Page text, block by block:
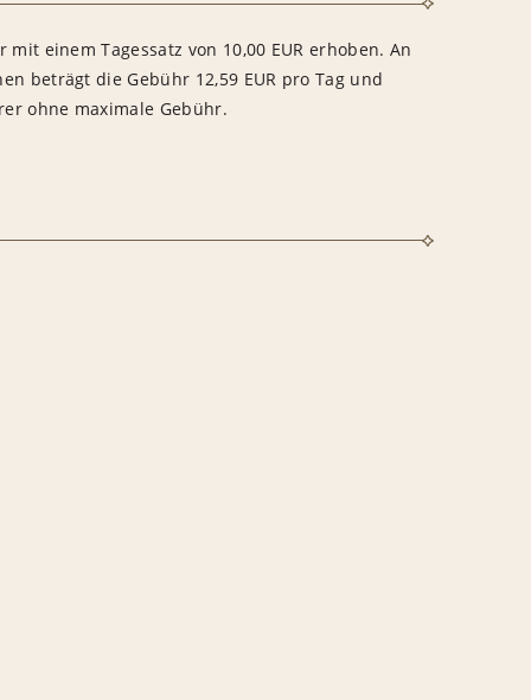
einem Tagessatz von 10,00 EUR erhoben. An
beträgt die Gebühr 12,59 EUR pro Tag und
ohne maximale Gebühr.